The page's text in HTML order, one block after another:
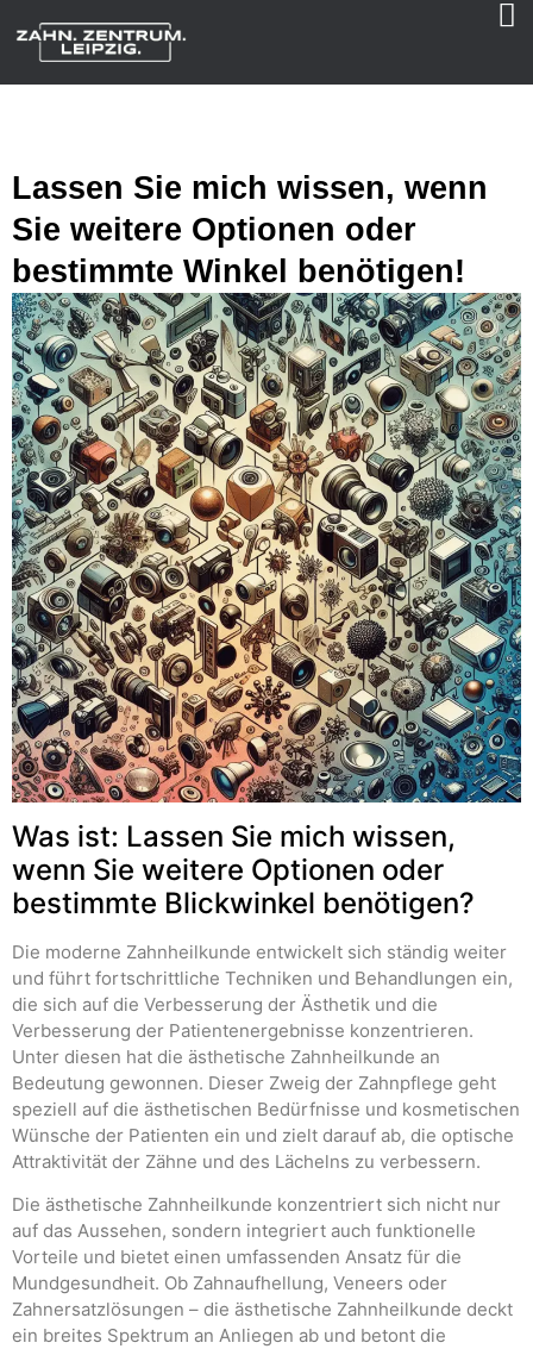
Lassen Sie mich wissen, wenn
Sie weitere Optionen oder
bestimmte Winkel benötigen!
Was ist: Lassen Sie mich wissen,
wenn Sie weitere Optionen oder
bestimmte Blickwinkel benötigen?
Die moderne Zahnheilkunde entwickelt sich ständig weiter
und führt fortschrittliche Techniken und Behandlungen ein,
die sich auf die Verbesserung der Ästhetik und die
Verbesserung der Patientenergebnisse konzentrieren.
Unter diesen hat die ästhetische Zahnheilkunde an
Bedeutung gewonnen. Dieser Zweig der Zahnpflege geht
speziell auf die ästhetischen Bedürfnisse und kosmetischen
Wünsche der Patienten ein und zielt darauf ab, die optische
Attraktivität der Zähne und des Lächelns zu verbessern.
Die ästhetische Zahnheilkunde konzentriert sich nicht nur
auf das Aussehen, sondern integriert auch funktionelle
Vorteile und bietet einen umfassenden Ansatz für die
Mundgesundheit. Ob Zahnaufhellung, Veneers oder
Zahnersatzlösungen – die ästhetische Zahnheilkunde deckt
ein breites Spektrum an Anliegen ab und betont die